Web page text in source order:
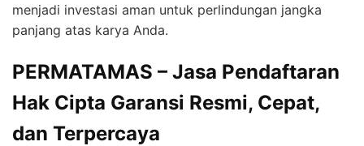
menjadi investasi aman untuk perlindungan jangka
panjang atas karya Anda.
PERMATAMAS – Jasa Pendaftaran
Hak Cipta Garansi Resmi, Cepat,
dan Terpercaya